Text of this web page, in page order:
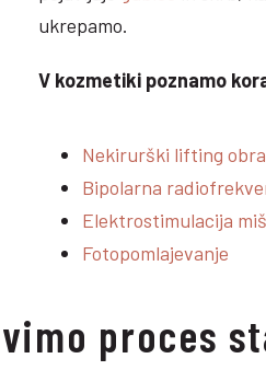
ukrepamo.
V kozmetiki poznamo
Nekirurški lifting
Bipolarna
Elektrostimulacija
Fotopomlajevanje
proces